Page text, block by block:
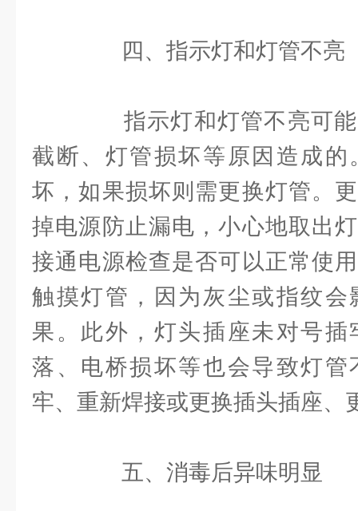
四、指示灯和灯管不亮
指示灯和灯管不亮可能
截断、灯管损坏等原因造成的
坏，如果损坏则需更换灯管。
掉电源防止漏电，小心地取出
接通电源检查是否可以正常使
触摸灯管，因为灰尘或指纹会
果。此外，灯头插座未对号
落、电桥损坏等也会导致灯管
牢、重新焊接或更换插头插座、
五、消毒后异味明显